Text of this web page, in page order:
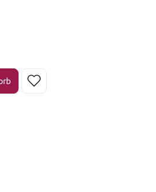
ein oder benutze die